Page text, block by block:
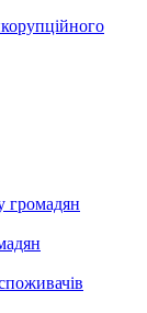
громадян